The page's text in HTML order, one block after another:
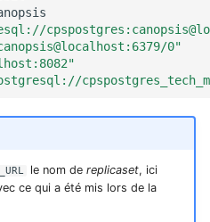
0"
le nom de replicaset, ici
ce qui a été mis lors de la